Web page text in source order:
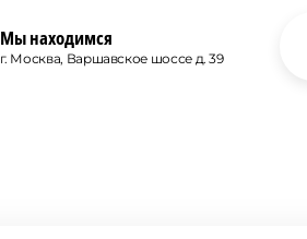
Мы находимся
г. Москва, Варшавское шоссе д. 39